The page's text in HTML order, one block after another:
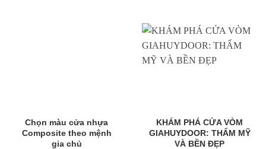
Chọn màu cửa nhựa
Composite theo mệnh
gia chủ
KHÁM PHÁ CỬA VÒM
GIAHUYDOOR: THẨM MỸ
VÀ BỀN ĐẸP